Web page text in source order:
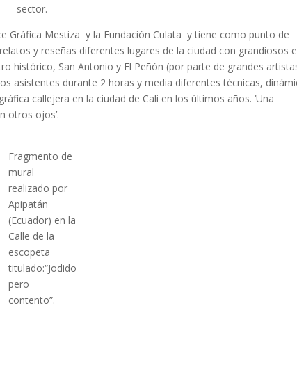
sector.
Gráfica Mestiza y la Fundación Culata y tiene como punto de
y reseñas diferentes lugares de la ciudad con grandiosos e
histórico, San Antonio y El Peñón (por parte de grandes
asistentes durante 2 horas y media diferentes técnicas,
callejera en la ciudad de Cali en los últimos años. ‘Una
otros ojos’.
Fragmento de
mural
realizado por
Apipatán
(Ecuador) en la
Calle de la
escopeta
titulado:“Jodido
pero
contento”.